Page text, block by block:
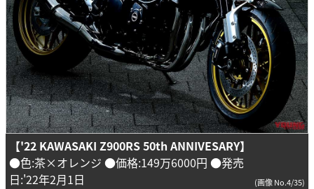
【'22 KAWASAKI Z900RS 50th ANNIVESARY】
●色:茶×オレンジ ●価格:149万6000円 ●発売
日:'22年2月1日
(画像 No.4/35)